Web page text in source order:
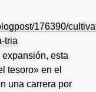
176390/
tria
esta
tesoro» en el
una carrera por